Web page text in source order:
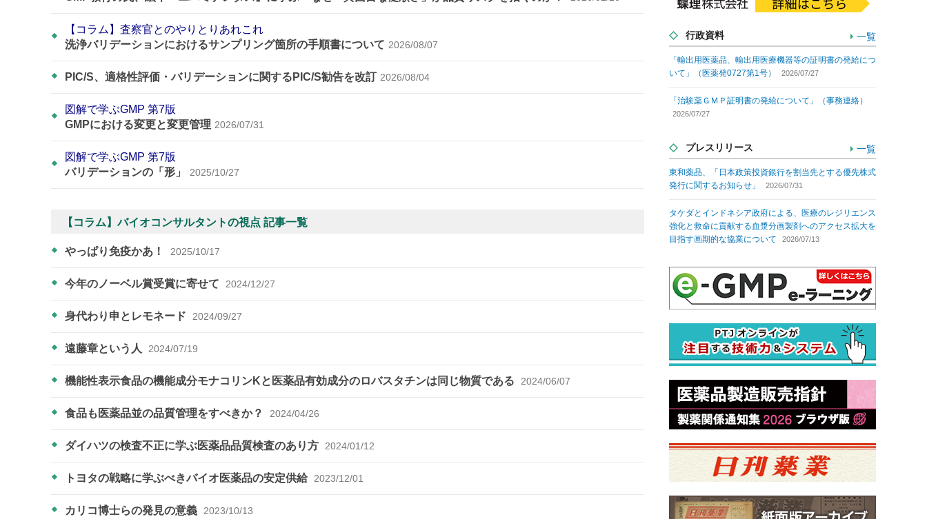
【コラム】査察官とのやりとりあれこれ
洗浄バリデーションにおけるサンプリング箇所の手順書について 2026/08/07
PIC/S、適格性評価・バリデーションに関するPIC/S勧告を改訂 2026/08/04
図解で学ぶGMP 第7版
GMPにおける変更と変更管理 2026/07/31
図解で学ぶGMP 第7版
バリデーションの「形」
2025/10/27
【コラム】バイオコンサルタントの視点 記事一覧
やっぱり免疫かあ！ 2025/10/17
今年のノーベル賞受賞に寄せて 2024/12/27
身代わり申とレモネード 2024/09/27
遠藤章という人 2024/07/19
機能性表示食品の機能成分モナコリンKと医薬品有効成分のロバスタチンは同じ物質である 2024/06/07
食品も医薬品並の品質管理をすべきか？ 2024/04/26
ダイハツの検査不正に学ぶ医薬品品質検査のあり方 2024/01/12
トヨタの戦略に学ぶべきバイオ医薬品の安定供給 2023/12/01
カリコ博士らの発見の意義 2023/10/13
行政資料 一覧
「輸出用医薬品、輸出用医療機器等の証明書の発給につ
いて」（医薬発0727第1号）
2026/07/27
「治験薬ＧＭＰ証明書の発給について」（事務連絡）
2026/07/27
プレスリリース 一覧
東和薬品、「日本政策投資銀行を割当先とする優先株式
発行に関するお知らせ」
2026/07/31
タケダとインドネシア政府による、医療のレジリエンス
強化と救命に貢献する血漿分画製剤へのアクセス拡大を
目指す画期的な協業について
2026/07/13